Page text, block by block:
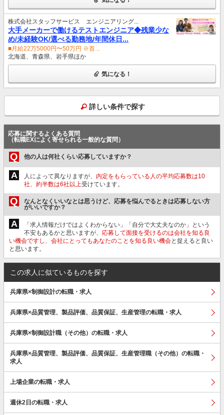
株式会社スタッフサービス エンジニアリング...
大手メーカーで働けるテストエンジニア◆残業少な
め/未経験OK/選べる勤務地/年間休日...
■月給22万5000円〜50万円 ※首...
北海道、青森県、岩手県ほか
気になる！
詳しい条件で探す
応募に関するよくある質問
（転職EXによく寄せられる一般的な質問）
Q 他の人は何社くらい応募していますか？
A 人によって異なりますが、 内定をもらっている人の平均応募数は10
社、約半数は6社以上受けています。
Q
なんとなくいいなとは思うけど、応募を悩んでるときは応募しない方
がいいですか？
A
「求人情報だけではよくわからない」「自分で大丈夫なのか」という
不安もあるかと思いますが、 応募して面接を受けるのは会社を知る良
い機会ですし、会社にとってもあなたのことを知る良い機会と捉えると良い
と思います。
この求人に似ているものを探す
兵庫県×制御設計の転職・求人
兵庫県×品質管理、製品評価、品質保証、生産管理の転職・求人
兵庫県×制御設計職（その他）の転職・求人
兵庫県×品質管理、製品評価、品質保証、生産管理職（その他）の転職・
求人
上場企業の転職・求人
週休2日の転職・求人